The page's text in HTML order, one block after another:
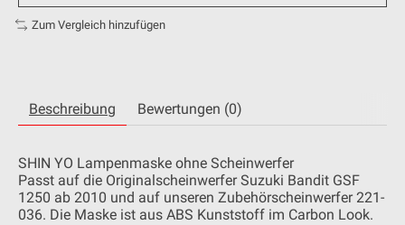
Zum Vergleich hinzufügen
Beschreibung Bewertungen (0)
SHIN YO Lampenmaske ohne Scheinwerfer
Passt auf die Originalscheinwerfer Suzuki Bandit GSF
1250 ab 2010 und auf unseren Zubehörscheinwerfer 221-
036. Die Maske ist aus ABS Kunststoff im Carbon Look.